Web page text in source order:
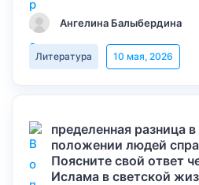
Ангелина Балыбердина
Литература 10 мая, 2026
пределенная разница
положении людей
Поясните свой ответ
Ислама в светской